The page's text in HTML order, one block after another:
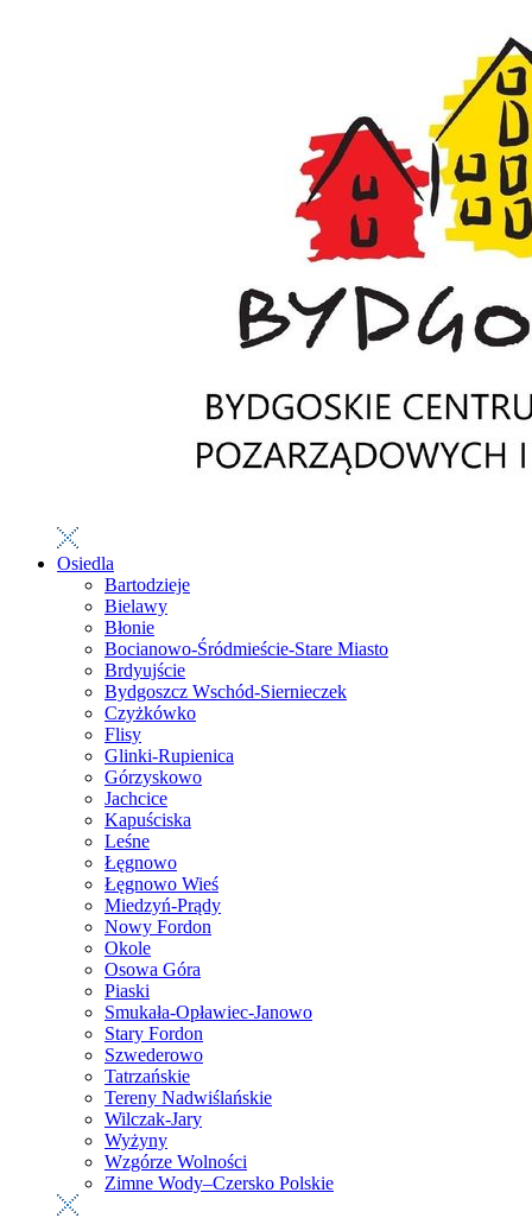
Osiedla
Bartodzieje
Bielawy
Błonie
Bocianowo-Śródmieście-Stare Miasto
Brdyujście
Bydgoszcz Wschód-Siernieczek
Czyżkówko
Flisy
Glinki-Rupienica
Górzyskowo
Jachcice
Kapuściska
Leśne
Łęgnowo
Łęgnowo Wieś
Miedzyń-Prądy
Nowy Fordon
Okole
Osowa Góra
Piaski
Smukała-Opławiec-Janowo
Stary Fordon
Szwederowo
Tatrzańskie
Tereny Nadwiślańskie
Wilczak-Jary
Wyżyny
Wzgórze Wolności
Zimne Wody–Czersko Polskie